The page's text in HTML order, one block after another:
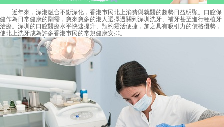
近年來，深港融合不斷深化，香港市民北上消費與就醫的趨勢日益明顯。口腔保
健作為日常健康的剛需，愈來愈多的港人選擇過關到深圳洗牙、補牙甚至進行種植牙
治療。深圳的口腔醫療水平快速提升、預約靈活便捷，加之具有吸引力的價格優勢，
使北上洗牙成為許多香港市民的常規健康安排。